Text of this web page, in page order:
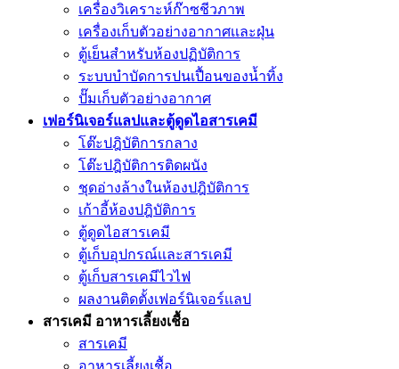
เครื่องวิเคราะห์ก๊าซชีวภาพ
เครื่องเก็บตัวอย่างอากาศเเละฝุ่น
ตู้เย็นสำหรับห้องปฏิบัติการ
ระบบบำบัดการปนเปื้อนของน้ำทิ้ง
ปั๊มเก็บตัวอย่างอากาศ
เฟอร์นิเจอร์แลปและตู้ดูดไอสารเคมี
โต๊ะปฎิบัติการกลาง
โต๊ะปฎิบัติการติดผนัง
ชุดอ่างล้างในห้องปฎิบัติการ
เก้าอี้ห้องปฎิบัติการ
ตู้ดูดไอสารเคมี
ตู้เก็บอุปกรณ์เเละสารเคมี
ตู้เก็บสารเคมีไวไฟ
ผลงานติดตั้งเฟอร์นิเจอร์เเลป
สารเคมี อาหารเลี้ยงเชื้อ
สารเคมี
อาหารเลี้ยงเชื้อ